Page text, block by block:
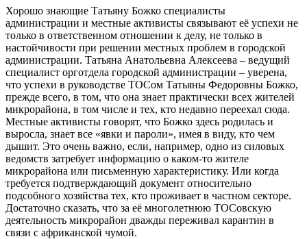
Хорошо знающие Татьяну Божко специалисты
администрации и местные активисты связывают её успехи не
только в ответственном отношении к делу, не только в
настойчивости при решении местных проблем в городской
администрации. Татьяна Анатольевна Алексеева – ведущий
специалист орготдела городской администрации – уверена,
что успехи в руководстве ТОСом Татьяны Федоровны Божко,
прежде всего, в том, что она знает практически всех жителей
микрорайона, в том числе и тех, кто недавно переехал сюда.
Местные активисты говорят, что Божко здесь родилась и
выросла, знает все «явки и пароли», имея в виду, кто чем
дышит. Это очень важно, если, например, одно из силовых
ведомств затребует информацию о каком-то жителе
микрорайона или письменную характеристику. Или когда
требуется подтверждающий документ относительно
подсобного хозяйства тех, кто проживает в частном секторе.
Достаточно сказать, что за её многолетнюю ТОСовскую
деятельность микрорайон дважды переживал карантин в
связи с африканской чумой.